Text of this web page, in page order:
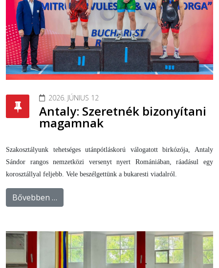
2026. JÚNIUS 12
Antaly: Szeretnék bizonyítani
magamnak
Szakosztályunk tehetséges utánpótláskorú válogatott birkózója, Antaly
Sándor rangos nemzetközi versenyt nyert Romániában, ráadásul egy
korosztállyal feljebb. Vele beszélgettünk a bukaresti viadalról.
Bővebben …